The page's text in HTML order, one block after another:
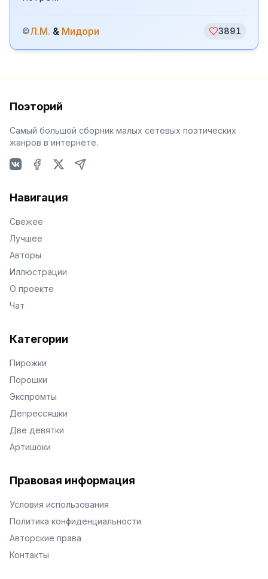
©Л.М. & Мидори 3891
Поэторий
Самый большой сборник малых сетевых поэтических
жанров в интернете.
Навигация
Свежее
Лучшее
Авторы
Иллюстрации
О проекте
Чат
Категории
Пирожки
Порошки
Экспромты
Депрессяшки
Две девятки
Артишоки
Правовая информация
Условия использования
Политика конфиденциальности
Авторские права
Контакты